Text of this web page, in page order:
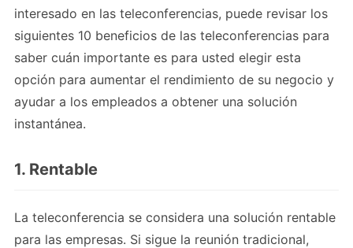
interesado en las teleconferencias, puede revisar los
siguientes 10 beneficios de las teleconferencias para
saber cuán importante es para usted elegir esta
opción para aumentar el rendimiento de su negocio y
ayudar a los empleados a obtener una solución
instantánea.
1. Rentable
La teleconferencia se considera una solución rentable
para las empresas. Si sigue la reunión tradicional,